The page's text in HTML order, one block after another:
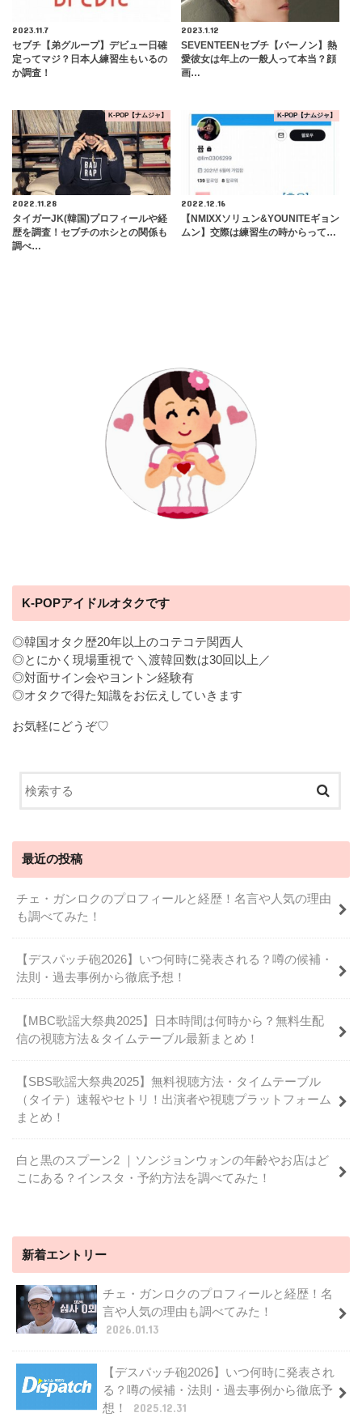
2023.11.7
セブチ【弟グループ】デビュー日確
定ってマジ？日本人練習生もいるの
か調査！
2023.1.12
SEVENTEENセブチ【バーノン】熱
愛彼女は年上の一般人って本当？顔
画…
K-POP【ナムジャ】
2022.11.28
タイガーJK(韓国)プロフィールや経
歴を調査！セブチのホシとの関係も
調べ…
K-POP【ナムジャ】
2022.12.16
【NMIXXソリュン&YOUNITEギョン
ムン】交際は練習生の時からって…
K-POPアイドルオタクです
◎韓国オタク歴20年以上のコテコテ関西人
◎とにかく現場重視で ＼渡韓回数は30回以上／
◎対面サイン会やヨントン経験有
◎オタクで得た知識をお伝えしていきます
お気軽にどうぞ♡
最近の投稿
チェ・ガンロクのプロフィールと経歴！名言や人気の理由
も調べてみた！
【デスパッチ砲2026】いつ何時に発表される？噂の候補・
法則・過去事例から徹底予想！
【MBC歌謡大祭典2025】日本時間は何時から？無料生配
信の視聴方法＆タイムテーブル最新まとめ！
【SBS歌謡大祭典2025】無料視聴方法・タイムテーブル
（タイテ）速報やセトリ！出演者や視聴プラットフォーム
まとめ！
白と黒のスプーン2 ｜ソンジョンウォンの年齢やお店はど
こにある？インスタ・予約方法を調べてみた！
新着エントリー
チェ・ガンロクのプロフィールと経歴！名
言や人気の理由も調べてみた！
2026.01.13
【デスパッチ砲2026】いつ何時に発表され
る？噂の候補・法則・過去事例から徹底予
想！
2025.12.31